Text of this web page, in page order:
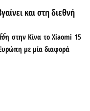
και στη διεθνή
στην Κίνα το Xiaomi 15
με μία διαφορά